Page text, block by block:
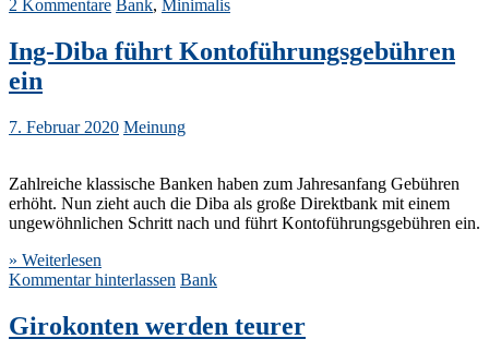
2 Kommentare Bank, Minimalis
Ing-Diba führt Kontoführungsgebühren
ein
7. Februar 2020 Meinung
Zahlreiche klassische Banken haben zum Jahresanfang Gebühren
erhöht. Nun zieht auch die Diba als große Direktbank mit einem
ungewöhnlichen Schritt nach und führt Kontoführungsgebühren ein.
» Weiterlesen
Kommentar hinterlassen Bank
Girokonten werden teurer